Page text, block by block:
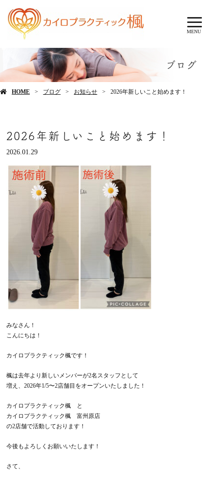
MENU
ブログ
HOME ブログ お知らせ 2026年新しいこと始めます！
2026年新しいこと始めます！
2026.01.29
みなさん！
こんにちは！
カイロプラクティック楓です！
楓は去年より新しいメンバーが2名スタッフとして
増え、2026年1/5〜2店舗目をオープンいたしました！
カイロプラクティック楓 と
カイロプラクティック楓 富州原店
の2店舗で活動しております！
今後もよろしくお願いいたします！
さて、